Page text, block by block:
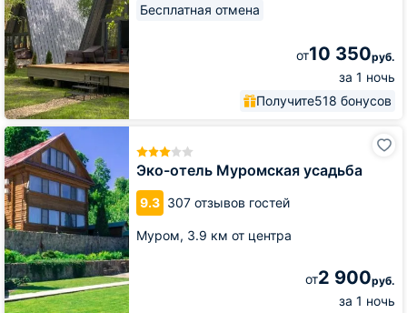
Бесплатная отмена
от10 350руб.
за 1 ночь
Получите518 бонусов
Эко-отель Муромская усадьба
9.3 307 отзывов гостей
Муром, 3.9 км от центра
от2 900руб.
за 1 ночь
Эко-
отель
Муромская
усадьба